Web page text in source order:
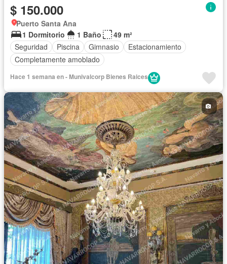
$ 150.000
Puerto Santa Ana
1 Dormitorio
1 Baño
49 m²
Seguridad
Piscina Gimnasio
Estacionamiento
Completamente amoblado
Hace 1 semana en - Munivalcorp Bienes Raices